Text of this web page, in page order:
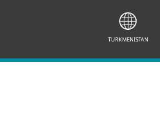
TURKMENISTAN